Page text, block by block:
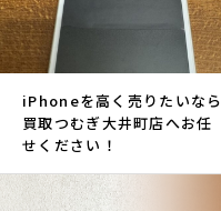
iPhoneを高く売りたいなら
買取つむぎ大井町店へお任
せください！